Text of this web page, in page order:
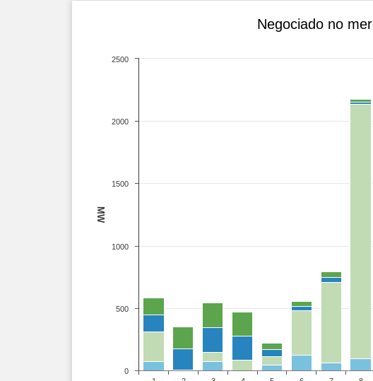
MW
Negociado no
0
500
1000
1500
2000
2500